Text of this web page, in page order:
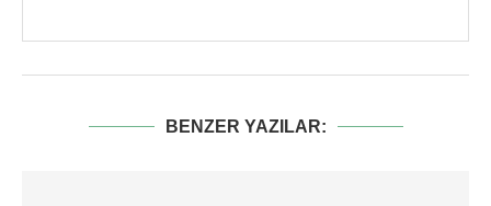
BENZER YAZILAR: